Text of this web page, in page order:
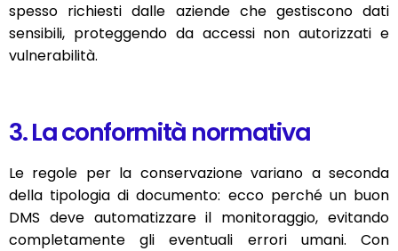
spesso richiesti dalle aziende che gestiscono dati
sensibili, proteggendo da accessi non autorizzati e
vulnerabilità.
3. La conformità normativa
Le regole per la conservazione variano a seconda
della tipologia di documento: ecco perché un buon
DMS deve automatizzare il monitoraggio, evitando
completamente gli eventuali errori umani. Con